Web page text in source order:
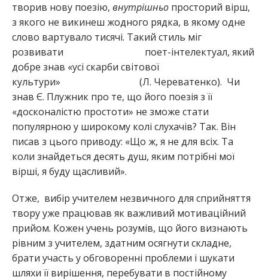
творив нову поезію, внутрішньо просторий вірш,
з якого не викинеш жодного рядка, в якому одне
слово вартувало тисячі. Такий стиль міг
розвивати поет-інтелектуал, який
добре знав «усі скарби світової
культури» (Л. Череватенко). Чи
знав Є. Плужник про те, що його поезія з її
«досконалістю простоти» не зможе стати
популярною у широкому колі слухачів? Так. Він
писав з цього приводу: «Що ж, я не для всіх. Та
коли знайдеться десять душ, яким потрібні мої
вірші, я буду щасливий».
Отже, вибір учителем незвичного для сприйняття
твору уже працював як важливий мотиваційний
прийом. Кожен учень розумів, що його визнають
рівним з учителем, здатним осягнути складне,
брати участь у обговоренні проблеми і шукати
шляхи її вирішення, перебувати в постійному